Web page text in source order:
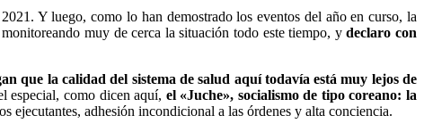
Y luego, como lo han demostrado los eventos del año en curso, la
muy de cerca la situación todo este tiempo, ydeclaro con
que la calidad del sistema de salud aquí todavía está muy lejos de
especial, como dicen aquí, el «Juche», socialismo de tipo coreano: la
ejecutantes, adhesión incondicional a las órdenes y alta conciencia.